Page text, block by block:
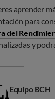
aprender
para
del
y
Equipo BCH